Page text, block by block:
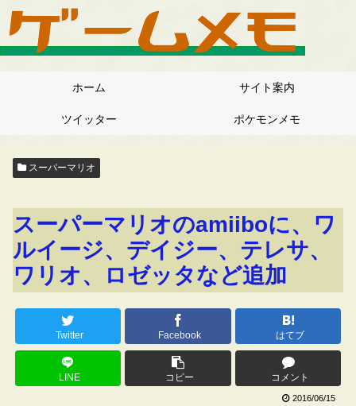
ホーム サイト案内
ツイッター ポケモンメモ
スーパーマリオ
スーパーマリオのamiiboに、ワ
ルイージ、デイジー、テレサ、
ワリオ、ロゼッタなど追加
Twitter Facebook はてブ
LINE コピー コメント
2016/06/15